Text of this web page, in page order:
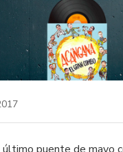
puente de mayo